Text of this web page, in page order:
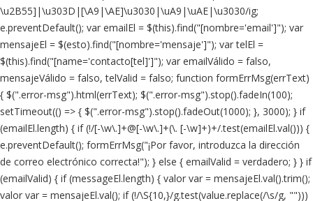
\u2B55]|\u303D|[\A9|\AE]\u3030|\uA9|\uAE|\u3030/ig;
e.preventDefault(); var emailEl = $(this).find("[nombre='email']"); var
mensajeEl = $(esto).find("[nombre='mensaje']"); var telEl =
$(this).find("[name='contacto[tel]']"); var emailVálido = falso,
mensajeVálido = falso, telValid = falso; function formErrMsg(errText)
{ $(".error-msg").html(errText); $(".error-msg").stop().fadeIn(100);
setTimeout(() => { $(".error-msg").stop().fadeOut(1000); }, 3000); } if
(emailEl.length) { if (!/[-\w\.]+@[-\w\.]+(\. [-\w]+)+/.test(emailEl.val())) {
e.preventDefault(); formErrMsg("¡Por favor, introduzca la dirección
de correo electrónico correcta!"); } else { emailValid = verdadero; } } if
(emailValid) { if (messageEl.length) { valor var = mensajeEl.val().trim();
valor var = mensajeEl.val(); if (!/\S{10,}/g.test(value.replace(/\s/g, "")))